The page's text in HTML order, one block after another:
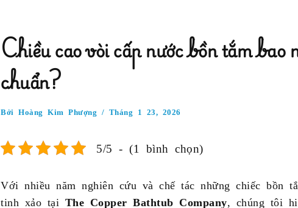
Chiều cao vòi cấp nước bồn tắm bao
chuẩn?
Bởi Hoàng Kim Phượng / Tháng 1 23, 2026
5/5 - (1 bình chọn)
Với nhiều năm nghiên cứu và chế tác những chiếc bồn
tinh xảo tại The Copper Bathtub Company , chúng tôi